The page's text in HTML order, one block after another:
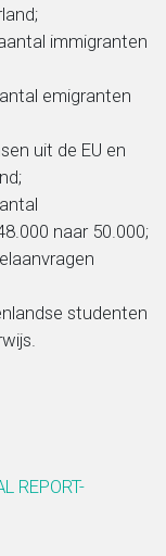
immigranten
emigranten
uit de EU en
naar 50.000;
studenten
REPORT-